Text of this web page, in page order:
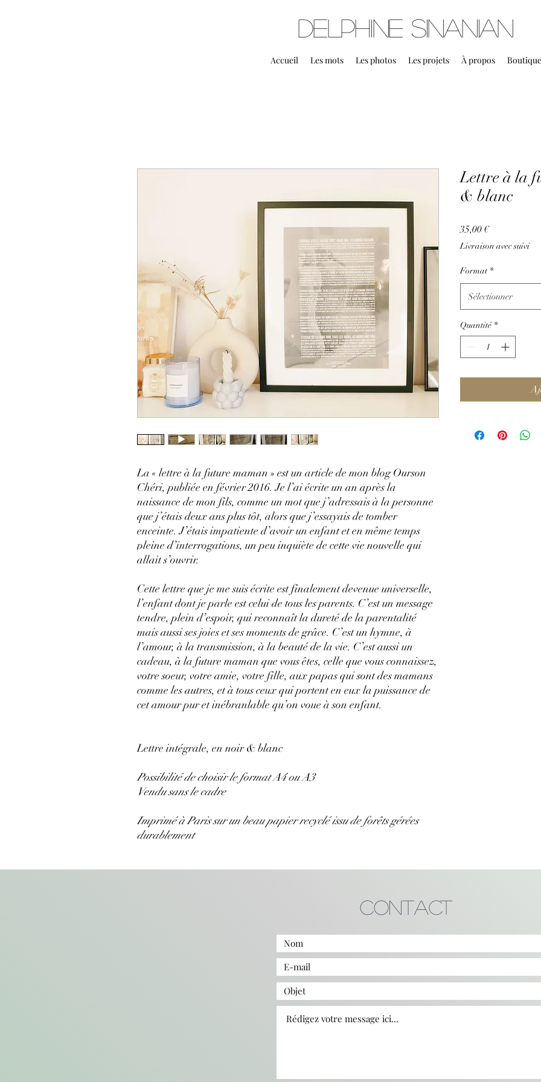
Delphine Sinanian
Accueil Les mots Les photos Les projets À propos Boutique
La « lettre à la future maman » est un article de mon blog Ourson
Chéri, publiée en février 2016. Je l’ai écrite un an après la
naissance de mon fils, comme un mot que j’adressais à la personne
que j’étais deux ans plus tôt, alors que j’essayais de tomber
enceinte. J’étais impatiente d’avoir un enfant et en même temps
pleine d’interrogations, un peu inquiète de cette vie nouvelle qui
allait s’ouvrir.
Cette lettre que je me suis écrite est finalement devenue universelle,
l’enfant dont je parle est celui de tous les parents. C’est un message
tendre, plein d’espoir, qui reconnaît la dureté de la parentalité
mais aussi ses joies et ses moments de grâce. C’est un hymne, à
l’amour, à la transmission, à la beauté de la vie. C’est aussi un
cadeau, à la future maman que vous êtes, celle que vous connaissez,
votre soeur, votre amie, votre fille, aux papas qui sont des mamans
comme les autres, et à tous ceux qui portent en eux la puissance de
cet amour pur et inébranlable qu’on voue à son enfant.
Lettre intégrale, en noir & blanc
Possibilité de choisir le format A4 ou A3
Vendu sans le cadre
Imprimé à Paris sur un beau papier recyclé issu de forêts gérées
durablement
Lettre à la
& blanc
35,00 €Prix
Livraison avec suivi
Format *
Sélectionner
Quantité *
Contact